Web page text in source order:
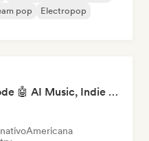
pop
Electropop
Pop Machine Mode 🤖 AI Music, Indie Pop & Dream Pop
Americana